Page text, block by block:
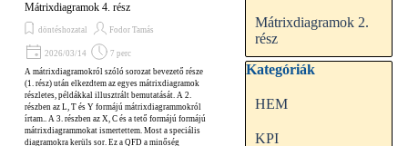
Mátrixdiagramok 4. rész
döntéshozatal Fodor Tamás
2026/03/14
7 perc
A mátrixdiagramokról szóló sorozat bevezető része
(1. rész) után elkezdtem az egyes mátrixdiagramok
részletes, példákkal illusztrált bemutatását. A 2.
részben az L, T és Y formájú mátrixdiagrammokról
írtam.. A 3. részben az X, C és a tető formájú formájú
mátrixdiagrammokat ismertettem. Most a speciális
diagramokra kerüls sor. Ez a QFD a minőség
Mátrixdiagramok 2.
rész
Kihagy blokk Kategóriák
Kategóriák
HEM
KPI